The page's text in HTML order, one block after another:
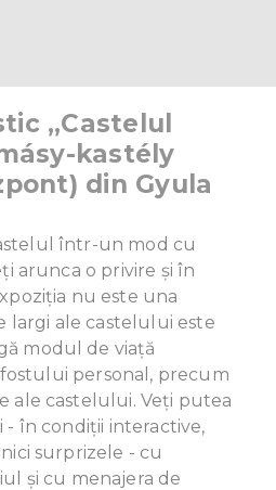
„Castelul
kastély
din Gyula
într-un mod cu
arunca o privire și în
nu este una
largi ale castelului este
modul de viață
fostului personal, precum
ale castelului. Veți putea
- în condiții interactive,
surprizele - cu
și cu menajera de